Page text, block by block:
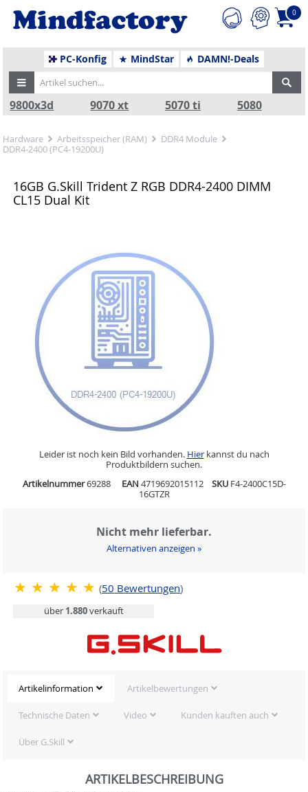
0
PC-Konfig MindStar DAMN!-Deals
9800x3d 9070 xt 5070 ti 5080
Hardware Arbeitsspeicher (RAM)
DDR4 Module
DDR4-2400 (PC4-19200U)
16GB G.Skill Trident Z RGB DDR4-2400 DIMM
CL15 Dual Kit
Leider ist noch kein Bild vorhanden. Hierkannst du nach
Produktbildern suchen.
Artikelnummer69288 EAN 4719692015112 SKU F4-2400C15D-
16GTZR
Nicht mehr lieferbar.
Alternativen anzeigen »
(50 Bewertungen)
über 1.880verkauft
Artikelinformation Artikelbewertungen
Technische Daten Video Kunden kauften auch
Über G.Skill
ARTIKELBESCHREIBUNG